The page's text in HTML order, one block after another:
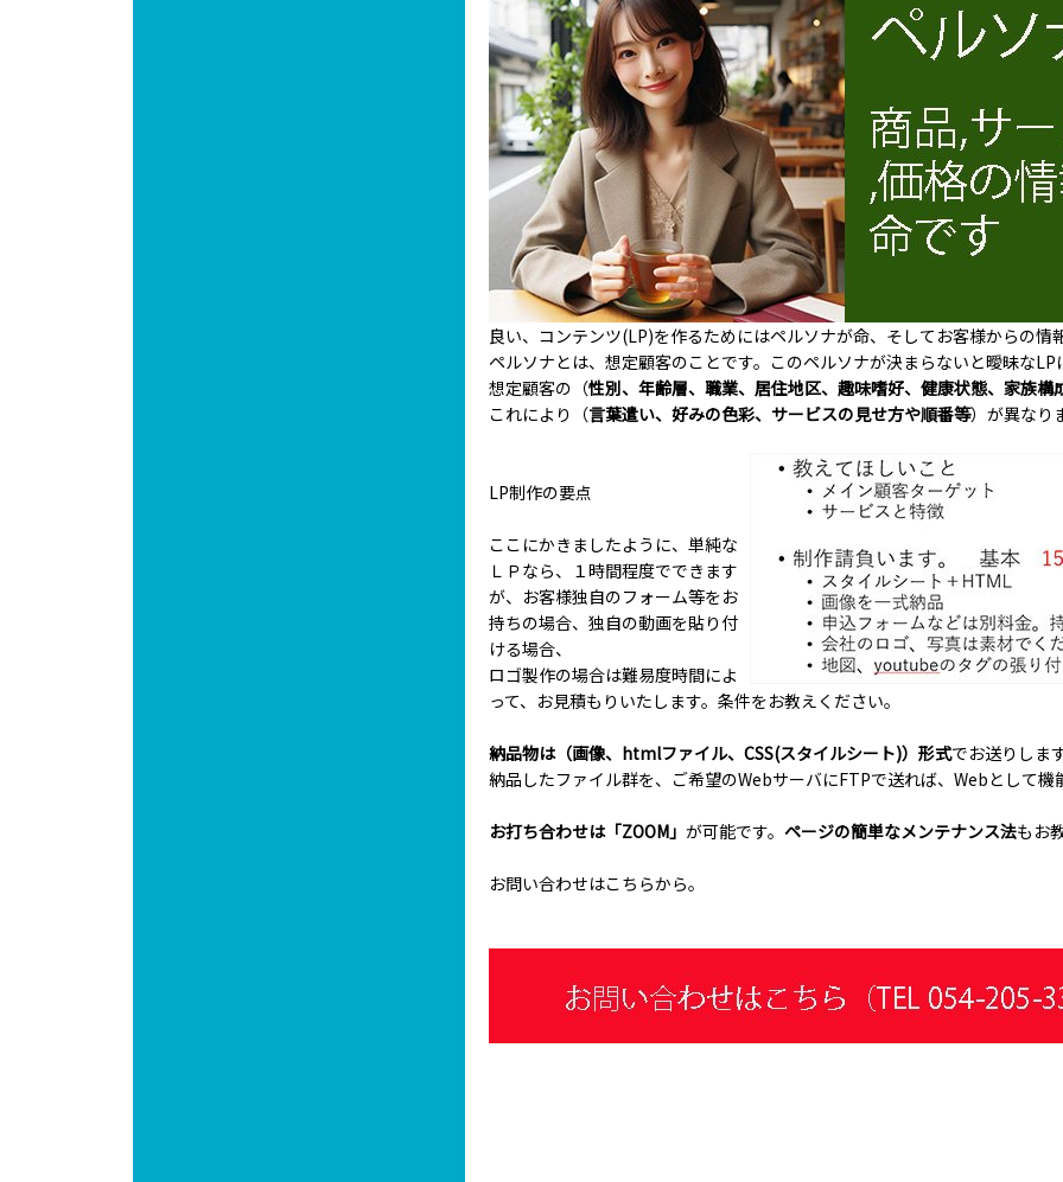
良い、コンテンツ(LP)を作るためにはペルソナが命、そしてお客様からの
ペルソナとは、想定顧客のことです。このペルソナが決まらないと曖昧な
想定顧客の（性別、年齢層、職業、居住地区、趣味嗜好、健康状態、家族構
これにより（言葉遣い、好みの色彩、サービスの見せ方や順番等）が異なり
LP制作の要点
ここにかきましたように、単純な
ＬＰなら、１時間程度でできます
が、お客様独自のフォーム等をお
持ちの場合、独自の動画を貼り付
ける場合、
ロゴ製作の場合は難易度時間によ
って、お見積もりいたします。条件をお教えください。
納品物は（画像、htmlファイル、CSS(スタイルシート)）形式でお送りしま
納品したファイル群を、ご希望のWebサーバにFTPで送れば、Webとして機
お打ち合わせは「ZOOM」 が可能です。 ページの簡単なメンテナンス法もお
お問い合わせはこちらから。